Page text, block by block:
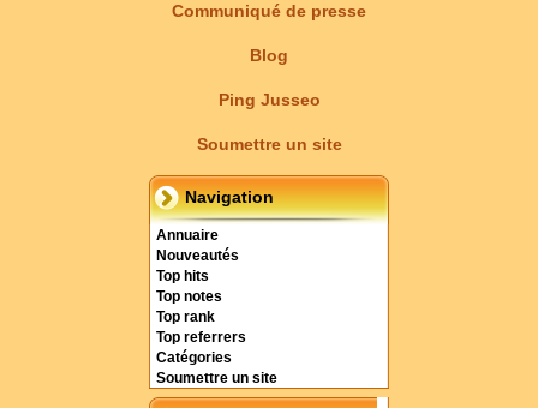
Communiqué de presse
Blog
Ping Jusseo
Soumettre un site
Navigation
Annuaire
Nouveautés
Top hits
Top notes
Top rank
Top referrers
Catégories
Soumettre un site